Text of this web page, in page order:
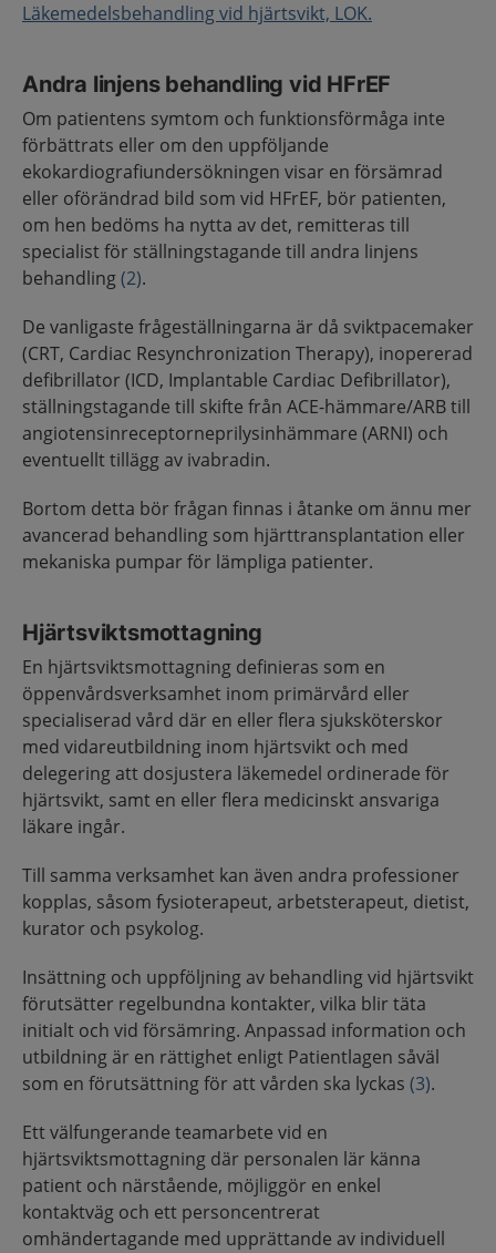
Läkemedelsbehandling vid hjärtsvikt, LOK.
Andra linjens behandling vid HFrEF
Om patientens symtom och funktionsförmåga inte
förbättrats eller om den uppföljande
ekokardiografiundersökningen visar en försämrad
eller oförändrad bild som vid HFrEF, bör patienten,
om hen bedöms ha nytta av det, remitteras till
specialist för ställningstagande till andra linjens
behandling(2).
De vanligaste frågeställningarna är då sviktpacemaker
(CRT, Cardiac Resynchronization Therapy), inopererad
defibrillator (ICD, Implantable Cardiac Defibrillator),
ställningstagande till skifte från ACE-hämmare/ARB till
angiotensinreceptorneprilysinhämmare (ARNI) och
eventuellt tillägg av ivabradin.
Bortom detta bör frågan finnas i åtanke om ännu mer
avancerad behandling som hjärttransplantation eller
mekaniska pumpar för lämpliga patienter.
Hjärtsviktsmottagning
En hjärtsviktsmottagning definieras som en
öppenvårdsverksamhet inom primärvård eller
specialiserad vård där en eller flera sjuksköterskor
med vidareutbildning inom hjärtsvikt och med
delegering att dosjustera läkemedel ordinerade för
hjärtsvikt, samt en eller flera medicinskt ansvariga
läkare ingår.
Till samma verksamhet kan även andra professioner
kopplas, såsom fysioterapeut, arbetsterapeut, dietist,
kurator och psykolog.
Insättning och uppföljning av behandling vid hjärtsvikt
förutsätter regelbundna kontakter, vilka blir täta
initialt och vid försämring. Anpassad information och
utbildning är en rättighet enligt Patientlagen såväl
som en förutsättning för att vården ska lyckas (3).
Ett välfungerande teamarbete vid en
hjärtsviktsmottagning där personalen lär känna
patient och närstående, möjliggör en enkel
kontaktväg och ett personcentrerat
omhändertagande med upprättande av individuell